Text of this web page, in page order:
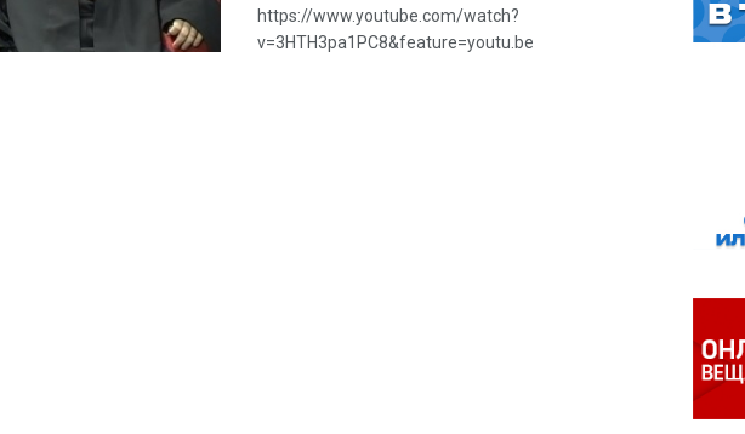
https://www.youtube.com/watch?
v=3HTH3pa1PC8&feature=youtu.be